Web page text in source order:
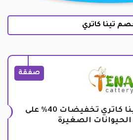
تينا كاتري
صفقة
كود خصم متجر تينا كاتري تخفيضات 40% على
الصغيرة